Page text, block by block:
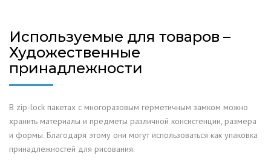
Используемые для товаров –
Художественные
принадлежности
В zip-lock пакетах с многоразовым герметичным замком можно
хранить материалы и предметы различной консистенции, размера
и формы. Благодаря этому они могут использоваться как упаковка
принадлежностей для рисования.